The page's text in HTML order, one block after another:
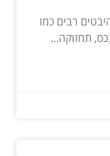
רבים כמו
תחזוקה...